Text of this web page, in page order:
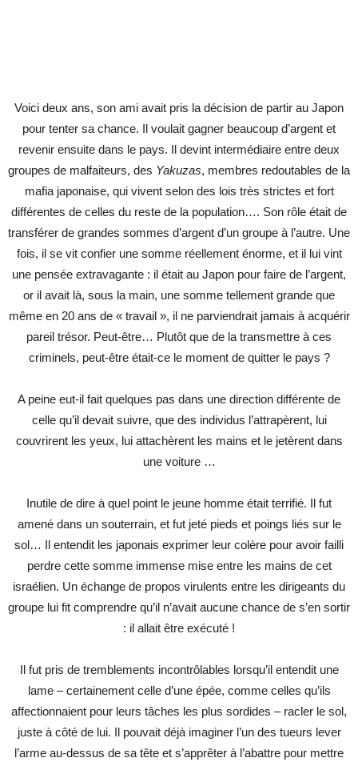
Voici deux ans, son ami avait pris la décision de partir au Japon
pour tenter sa chance. Il voulait gagner beaucoup d’argent et
revenir ensuite dans le pays. Il devint intermédiaire entre deux
groupes de malfaiteurs, des Yakuzas, membres redoutables de la
mafia japonaise, qui vivent selon des lois très strictes et fort
différentes de celles du reste de la population…. Son rôle était de
transférer de grandes sommes d’argent d’un groupe à l’autre. Une
fois, il se vit confier une somme réellement énorme, et il lui vint
une pensée extravagante : il était au Japon pour faire de l’argent,
or il avait là, sous la main, une somme tellement grande que
même en 20 ans de « travail », il ne parviendrait jamais à acquérir
pareil trésor. Peut-être… Plutôt que de la transmettre à ces
criminels, peut-être était-ce le moment de quitter le pays ?
A peine eut-il fait quelques pas dans une direction différente de
celle qu’il devait suivre, que des individus l’attrapèrent, lui
couvrirent les yeux, lui attachèrent les mains et le jetèrent dans
une voiture …
Inutile de dire à quel point le jeune homme était terrifié. Il fut
amené dans un souterrain, et fut jeté pieds et poings liés sur le
sol… Il entendit les japonais exprimer leur colère pour avoir failli
perdre cette somme immense mise entre les mains de cet
israélien. Un échange de propos virulents entre les dirigeants du
groupe lui fit comprendre qu’il n’avait aucune chance de s’en sortir
: il allait être exécuté !
Il fut pris de tremblements incontrôlables lorsqu’il entendit une
lame – certainement celle d’une épée, comme celles qu’ils
affectionnaient pour leurs tâches les plus sordides – racler le sol,
juste à côté de lui. Il pouvait déjà imaginer l’un des tueurs lever
l’arme au-dessus de sa tête et s’apprêter à l’abattre pour mettre